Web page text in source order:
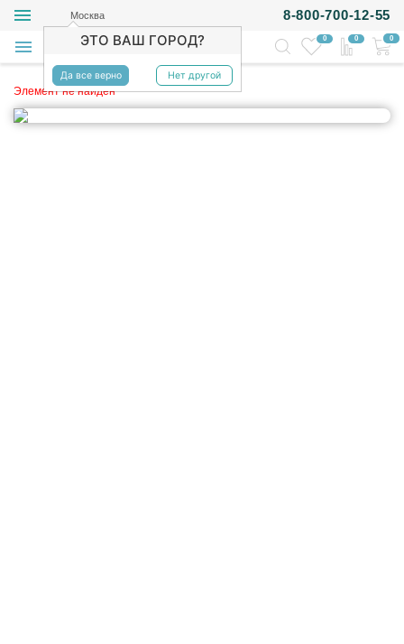
Москва
ЭТО ВАШ ГОРОД?
Да все верно Нет другой
8-800-700-12-55
0 0 0
Элемент не найден